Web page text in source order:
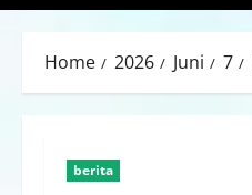
Home 2026 Juni 7
berita